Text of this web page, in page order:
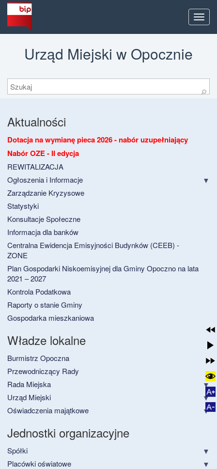
Menu
Urząd Miejski w Opocznie
Szukaj
⚲
Aktualności
Dotacja na wymianę pieca 2026 - nabór uzupełniający
Nabór OZE - II edycja
REWITALIZACJA
Ogłoszenia i Informacje
Zarządzanie Kryzysowe
Statystyki
Konsultacje Społeczne
Informacja dla banków
Centralna Ewidencja Emisyjności Budynków (CEEB) -
ZONE
Plan Gospodarki Niskoemisyjnej dla Gminy Opoczno na lata
2021 – 2027
Kontrola Podatkowa
Raporty o stanie Gminy
Gospodarka mieszkaniowa
Władze lokalne
Burmistrz Opoczna
Przewodniczący Rady
Rada Miejska
Urząd Miejski
Oświadczenia majątkowe
Jednostki organizacyjne
Spółki
Placówki oświatowe